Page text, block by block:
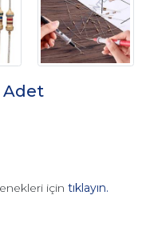
Adet
için tıklayın.